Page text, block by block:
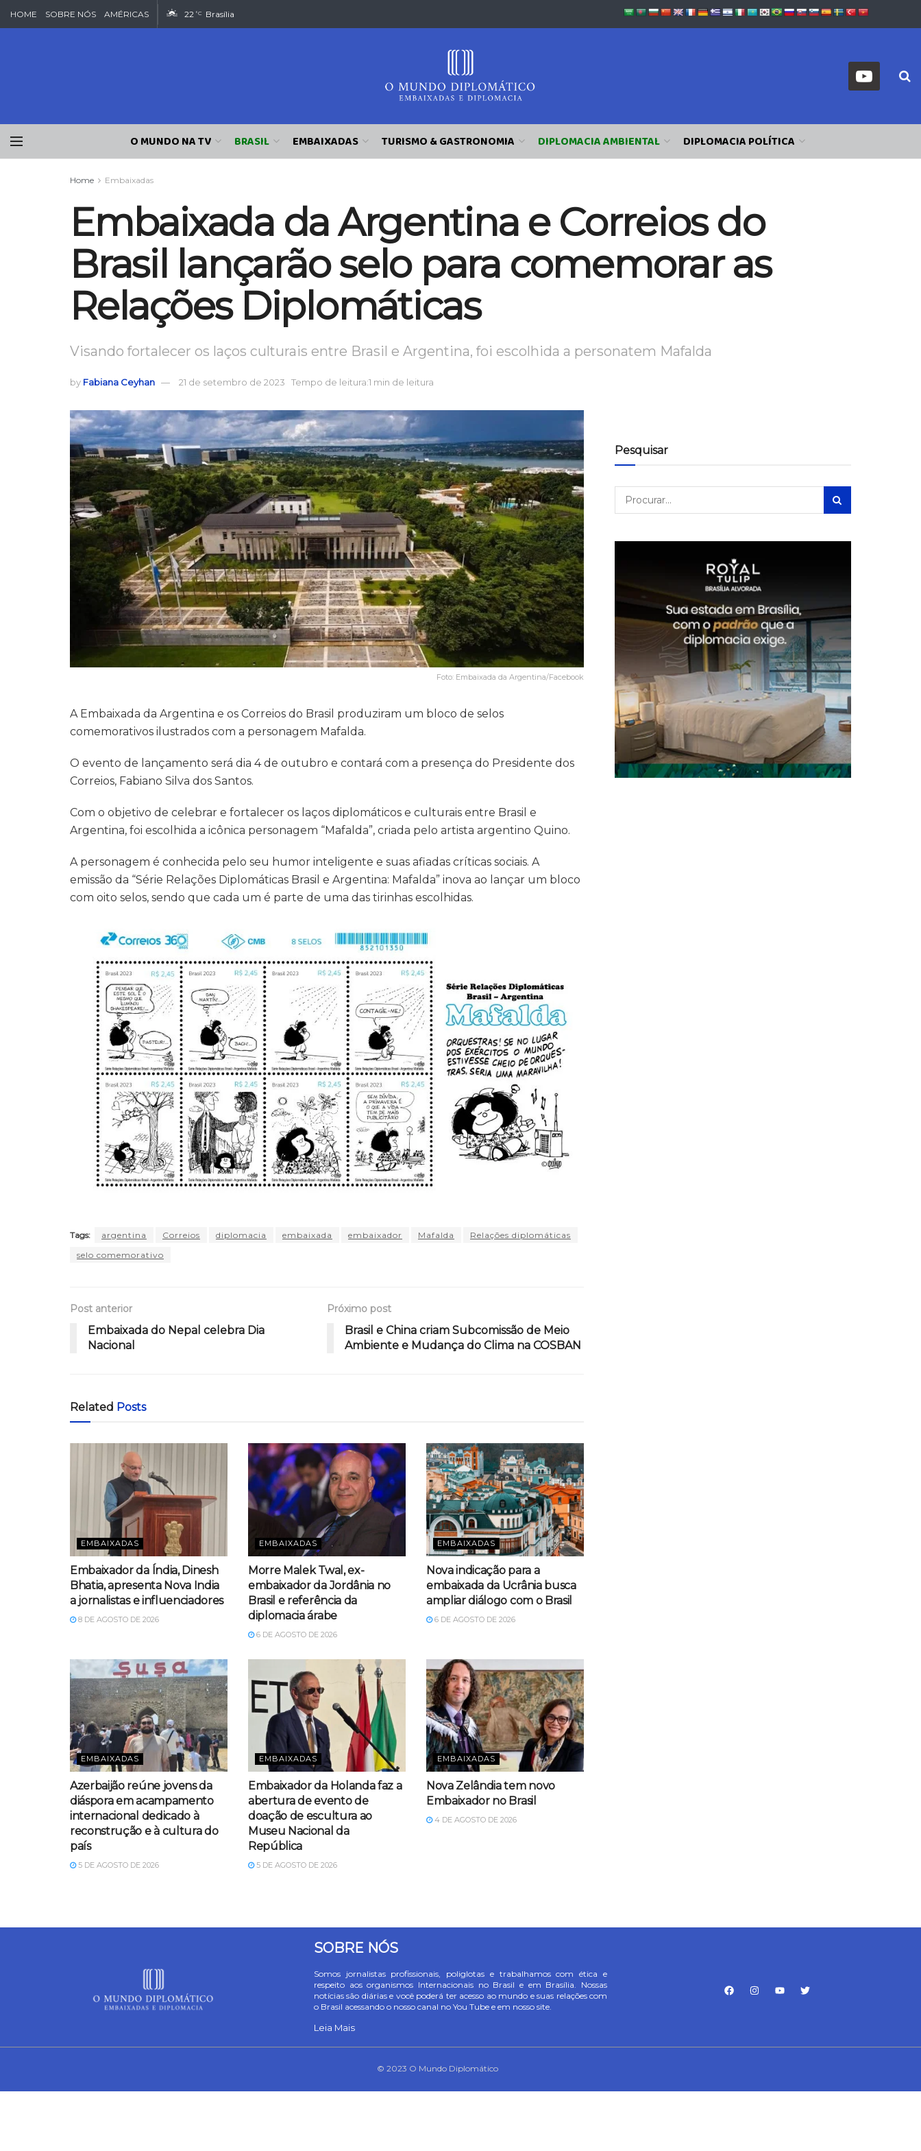
HOME SOBRE NÓS AMÉRICAS 22 °C Brasília
O MUNDO NA TV BRASIL EMBAIXADAS TURISMO & GASTRONOMIA DIPLOMACIA AMBIENTAL DIPLOMACIA POLÍTICA
Home Embaixadas
Embaixada da Argentina e Correios do
Brasil lançarão selo para comemorar as
Relações Diplomáticas
Visando fortalecer os laços culturais entre Brasil e Argentina, foi escolhida a personatem Mafalda
by Fabiana Ceyhan 21 de setembro de 2023 Tempo de leitura:1 min de leitura
Foto: Embaixada da Argentina/Facebook
A Embaixada da Argentina e os Correios do Brasil produziram um bloco de selos
comemorativos ilustrados com a personagem Mafalda.
O evento de lançamento será dia 4 de outubro e contará com a presença do Presidente dos
Correios, Fabiano Silva dos Santos.
Com o objetivo de celebrar e fortalecer os laços diplomáticos e culturais entre Brasil e
Argentina, foi escolhida a icônica personagem “Mafalda”, criada pelo artista argentino Quino.
A personagem é conhecida pelo seu humor inteligente e suas afiadas críticas sociais. A
emissão da “Série Relações Diplomáticas Brasil e Argentina: Mafalda” inova ao lançar um bloco
com oito selos, sendo que cada um é parte de uma das tirinhas escolhidas.
Tags: argentina Correios diplomacia embaixada embaixador Mafalda
Relações diplomáticas
selo comemorativo
Post anterior
Embaixada do Nepal celebra Dia
Nacional
Próximo post
Brasil e China criam Subcomissão de Meio
Ambiente e Mudança do Clima na COSBAN
Related Posts
EMBAIXADAS
Embaixador da Índia, Dinesh
Bhatia, apresenta Nova India
a jornalistas e influenciadores
8 DE AGOSTO DE 2026
EMBAIXADAS
Morre Malek Twal, ex-
embaixador da Jordânia no
Brasil e referência da
diplomacia árabe
6 DE AGOSTO DE 2026
EMBAIXADAS
Nova indicação para a
embaixada da Ucrânia busca
ampliar diálogo com o Brasil
6 DE AGOSTO DE 2026
EMBAIXADAS
Azerbaijão reúne jovens da
diáspora em acampamento
internacional dedicado à
reconstrução e à cultura do
país
5 DE AGOSTO DE 2026
EMBAIXADAS
Embaixador da Holanda faz a
abertura de evento de
doação de escultura ao
Museu Nacional da
República
5 DE AGOSTO DE 2026
EMBAIXADAS
Nova Zelândia tem novo
Embaixador no Brasil
4 DE AGOSTO DE 2026
Pesquisar
SOBRE NÓS
Somos jornalistas profissionais, poliglotas e trabalhamos com ética e
respeito aos organismos Internacionais no Brasil e em Brasília. Nossas
notícias são diárias e você poderá ter acesso ao mundo e suas relações com
o Brasil acessando o nosso canal no You Tube e em nosso site.
Leia Mais
© 2023 O Mundo Diplomático